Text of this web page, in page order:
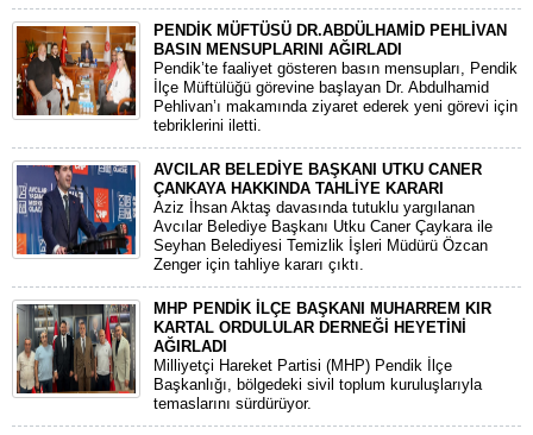
PENDİK MÜFTÜSÜ DR.ABDÜLHAMİD PEHLİVAN
BASIN MENSUPLARINI AĞIRLADI
​Pendik’te faaliyet gösteren basın mensupları, Pendik
İlçe Müftülüğü görevine başlayan Dr. Abdulhamid
Pehlivan’ı makamında ziyaret ederek yeni görevi için
tebriklerini iletti.
AVCILAR BELEDİYE BAŞKANI UTKU CANER
ÇANKAYA HAKKINDA TAHLİYE KARARI
​Aziz İhsan Aktaş davasında tutuklu yargılanan
Avcılar Belediye Başkanı Utku Caner Çaykara ile
Seyhan Belediyesi Temizlik İşleri Müdürü Özcan
Zenger için tahliye kararı çıktı.
MHP PENDİK İLÇE BAŞKANI MUHARREM KIR
KARTAL ORDULULAR DERNEĞİ HEYETİNİ
AĞIRLADI
​Milliyetçi Hareket Partisi (MHP) Pendik İlçe
Başkanlığı, bölgedeki sivil toplum kuruluşlarıyla
temaslarını sürdürüyor.